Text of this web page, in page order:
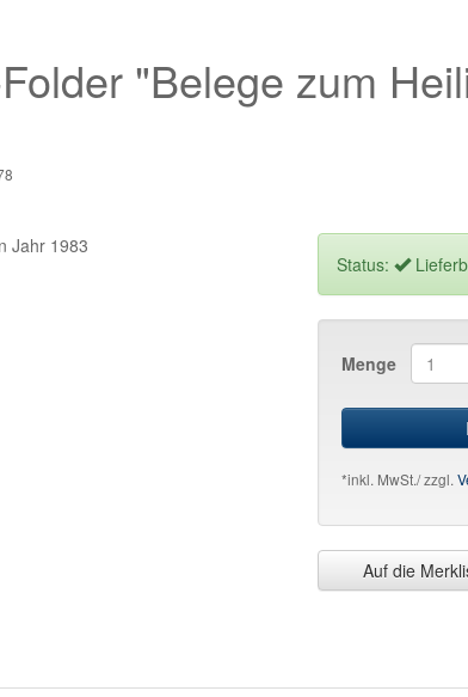
"Belege zum
Jahr 1983
Status:
Menge
*inkl. MwSt./ zzgl.
Auf die